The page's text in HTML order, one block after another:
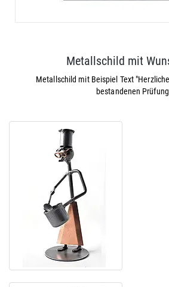
Metallschild mit
Metallschild mit Beispiel Text
bestandenen